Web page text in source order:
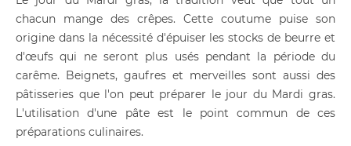
chacun mange des crêpes. Cette coutume puise son
origine dans la nécessité d'épuiser les stocks de beurre et
d'œufs qui ne seront plus usés pendant la période du
carême. Beignets, gaufres et merveilles sont aussi des
pâtisseries que l'on peut préparer le jour du Mardi gras.
L'utilisation d'une pâte est le point commun de ces
préparations culinaires.